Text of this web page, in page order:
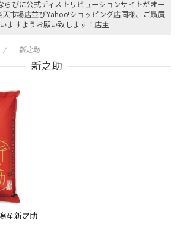
らびに公式ディストリビューションサイトがオー
市場店並びYahoo!ショッピング店同様、ご贔屓
ますようお願い致します！店主
新之助
新之助
産新之助